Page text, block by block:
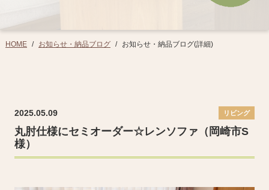
HOME / お知らせ・納品ブログ / お知らせ・納品ブログ(詳細)
2025.05.09 リビング
丸肘仕様にセミオーダー☆レンソファ（岡崎市S
様）